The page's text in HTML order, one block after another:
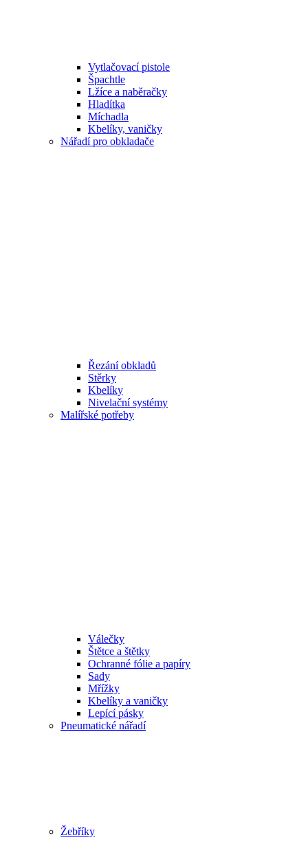
Vytlačovací pistole
Špachtle
Lžíce a naběračky
Hladítka
Míchadla
Kbelíky, vaničky
Nářadí pro obkladače
Řezání obkladů
Stěrky
Kbelíky
Nivelační systémy
Malířské potřeby
Válečky
Štětce a štětky
Ochranné fólie a papíry
Sady
Mřížky
Kbelíky a vaničky
Lepící pásky
Pneumatické nářadí
Žebříky